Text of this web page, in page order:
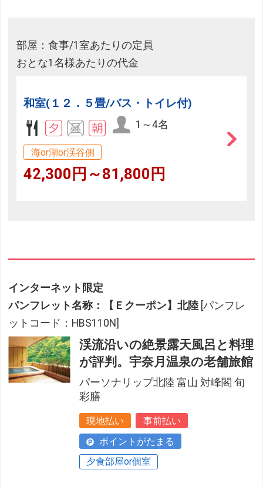
部屋：食事/1室あたりの定員
おとな1名様あたりの代金
和室(１２．５畳/バス・トイレ付)
1～4名
海or湖or渓谷側
42,300円～81,800円
インターネット限定
パンフレット名称：【Ｅクーポン】北陸 [パンフレ
ットコード：HBS110N]
渓流沿いの絶景露天風呂と料理
が評判。宇奈月温泉の老舗旅館
パーソナリップ北陸 富山 対峰閣 旬
彩膳
現地払い
事前払い
ポイントがたまる
夕食部屋or個室